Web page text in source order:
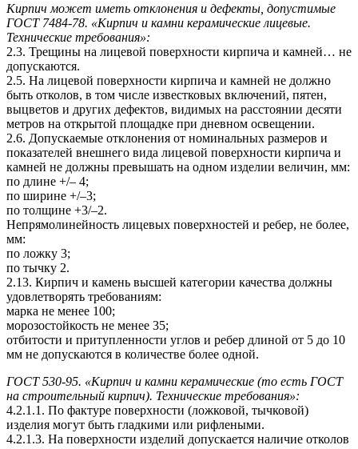
Кирпич может иметь отклонения и дефекты, допустимые
ГОСТ 7484-78. «Кирпич и камни керамические лицевые.
Технические требования»:
2.3. Трещины на лицевой поверхности кирпича и камней… не
допускаются.
2.5. На лицевой поверхности кирпича и камней не должно
быть отколов, в том числе известковых включений, пятен,
выцветов и других дефектов, видимых на расстоянии десяти
метров на открытой площадке при дневном освещении.
2.6. Допускаемые отклонения от номинальных размеров и
показателей внешнего вида лицевой поверхности кирпича и
камней не должны превышать на одном изделии величин, мм:
по длине +/– 4;
по ширине +/–3;
по толщине +3/–2.
Непрямолинейность лицевых поверхностей и ребер, не более,
мм:
по ложку 3;
по тычку 2.
2.13. Кирпич и камень высшей категории качества должны
удовлетворять требованиям:
марка не менее 100;
морозостойкость не менее 35;
отбитости и притупленности углов и ребер длиной от 5 до 10
мм не допускаются в количестве более одной.
ГОСТ 530-95. «Кирпич и камни керамические (то есть ГОСТ
на строительный кирпич). Технические требования»:
4.2.1.1. По фактуре поверхности (ложковой, тычковой)
изделия могут быть гладкими или рифлеными.
4.2.1.3. На поверхности изделий допускается наличие отколов